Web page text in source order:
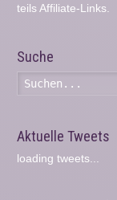
teils Affiliate-Links.
Suche
Aktuelle Tweets
loading tweets...